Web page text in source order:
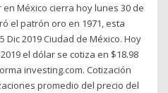
México cierra hoy lunes 30 de
el patrón oro en 1971, esta
2019 Ciudad de México. Hoy
el dólar se cotiza en $18.98
investing.com. Cotización
promedio del precio del